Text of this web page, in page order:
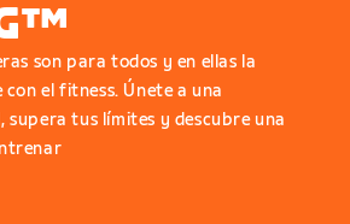
son para todos y en ellas la
el fitness. Únete a una
supera tus límites y descubre una